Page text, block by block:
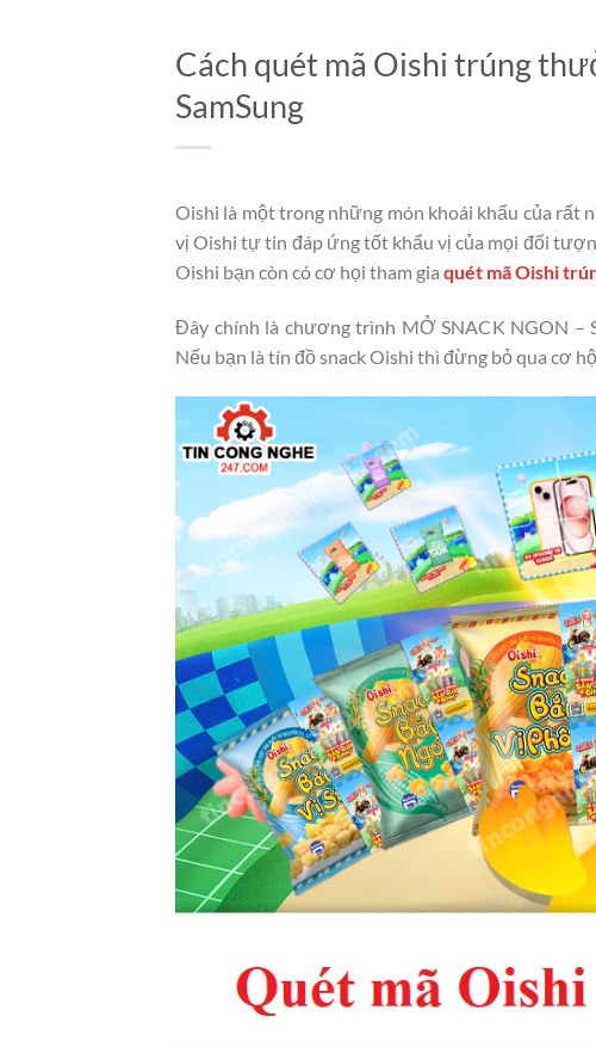
Cách quét mã Oishi trúng
SamSung
Oishi là một trong những món khoái khẩu của
vị Oishi tự tin đáp ứng tốt khẩu vị của mọi đối
Oishi bạn còn có cơ họi tham gia quét mã Oishi
Đây chính là chương trình MỞ SNACK NGON
Nếu bạn là tín đồ snack Oishi thì đừng bỏ qua cơ